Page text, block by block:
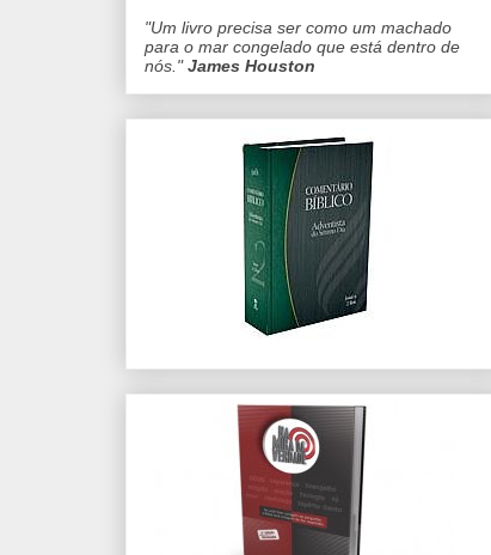
"Um livro precisa ser como um machado
para o mar congelado que está dentro de
nós."James Houston